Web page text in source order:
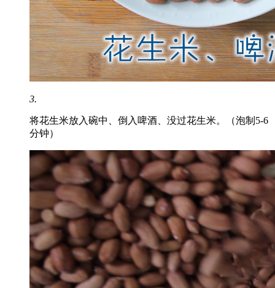
3.
将花生米放入碗中、倒入啤酒、没过花生米。（泡制5-6
分钟）